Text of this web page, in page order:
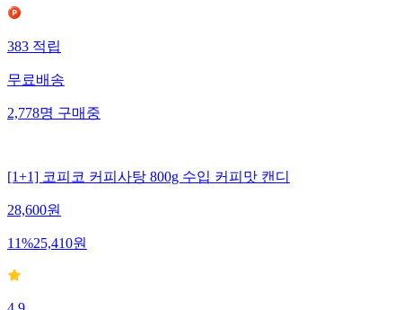
383적립
무료배송
2,778명구매중
[1+1] 코피코 커피사탕 800g 수입 커피맛 캔디
28,600원
11%25,410원